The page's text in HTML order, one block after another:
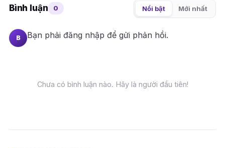
Bình luận 0 Nổi bật Mới nhất
B Bạn phải đăng nhập để gửi phản hồi.
Chưa có bình luận nào. Hãy là người đầu tiên!